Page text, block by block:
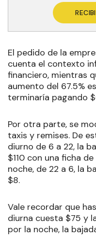
El pedido de la
cuenta el contexto
financiero, mientras
aumento del 67.5%
terminaría pagando
Por otra parte, se
taxis y remises. De
diurno de 6 a 22, la
$110 con una ficha
noche, de 22 a 6, la
$8.
Vale recordar que
diurna cuesta $75 y
por la noche, la